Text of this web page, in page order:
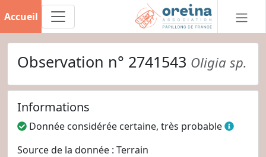
Accueil
Observation n° 2741543 Oligia sp.
Informations
Donnée considérée certaine, très probable
Source de la donnée : Terrain